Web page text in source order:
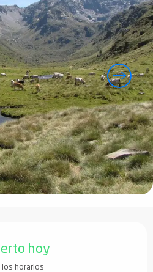
hoy
los horarios